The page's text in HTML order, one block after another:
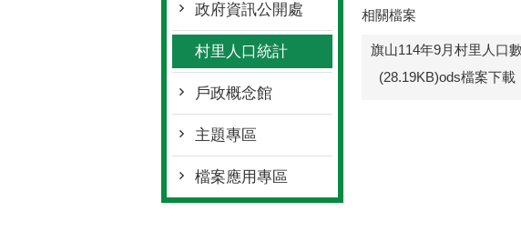
政府資訊公開處
村里人口統計
戶政概念館
主題專區
檔案應用專區
相關檔案
旗山114年9月村里人口
(28.19KB)ods檔案下載